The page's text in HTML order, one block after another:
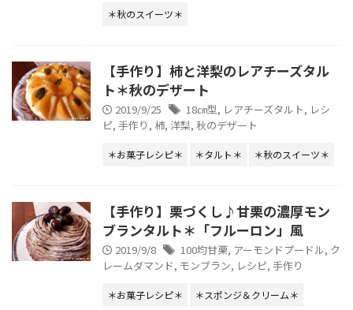
＊秋のスイーツ＊
【手作り】柿と洋梨のレアチーズタル
ト＊秋のデザート
2019/9/25 18㎝型, レアチーズタルト, レシ
ピ, 手作り , 柿, 洋梨, 秋のデザート
＊お菓子レシピ＊ ＊タルト＊ ＊秋のスイーツ＊
【手作り】栗づくし♪甘栗の濃厚モン
ブランタルト＊「フルーロン」風
2019/9/8 100均甘栗, アーモンドプードル, ク
レームダマンド, モンブラン, レシピ, 手作り
＊お菓子レシピ＊
＊スポンジ＆クリーム＊